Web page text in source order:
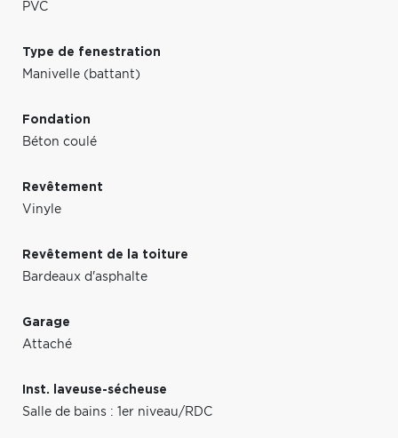
PVC
Type de fenestration
Manivelle (battant)
Fondation
Béton coulé
Revêtement
Vinyle
Revêtement de la toiture
Bardeaux d'asphalte
Garage
Attaché
Inst. laveuse-sécheuse
Salle de bains : 1er niveau/RDC